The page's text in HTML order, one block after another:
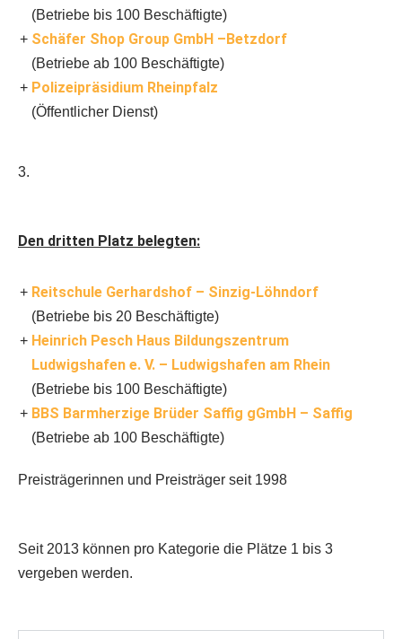
(Betriebe bis 100 Beschäftigte)
Schäfer Shop Group GmbH –Betzdorf
(Betriebe ab 100 Beschäftigte)
Polizeipräsidium Rheinpfalz
(Öffentlicher Dienst)
3.
Den dritten Platz belegten:
Reitschule Gerhardshof – Sinzig-Löhndorf
(Betriebe bis 20 Beschäftigte)
Heinrich Pesch Haus Bildungszentrum
Ludwigshafen e. V. – Ludwigshafen am Rhein
(Betriebe bis 100 Beschäftigte)
BBS Barmherzige Brüder Saffig gGmbH – Saffig
(Betriebe ab 100 Beschäftigte)
Preisträgerinnen und Preisträger seit 1998
Seit 2013 können pro Kategorie die Plätze 1 bis 3
vergeben werden.